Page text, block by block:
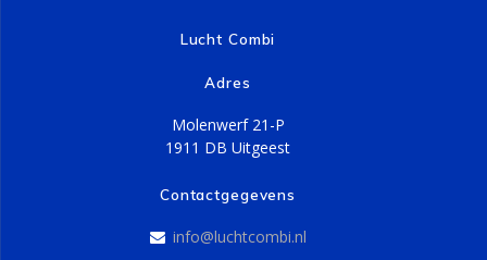
Lucht Combi
Adres
Molenwerf 21-P
1911 DB Uitgeest
Contactgegevens
info@luchtcombi.nl